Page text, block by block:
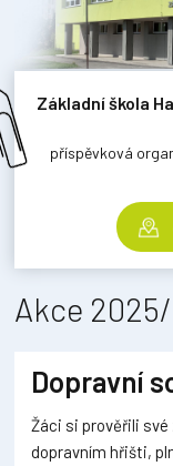
Základní škola
příspěvková
Akce
Dopravní
Žáci si prověřili své
dopravním hřišti,